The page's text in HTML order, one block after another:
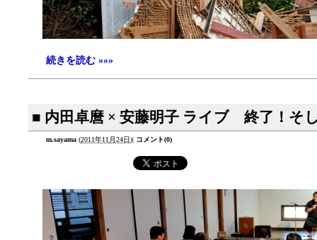
続きを読む »»»
■ 内田卓麿 × 安藤明子 ライブ 終了！そ
m.sayama (2011年11月24日)| コメント(0)